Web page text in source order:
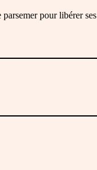
pour libérer ses